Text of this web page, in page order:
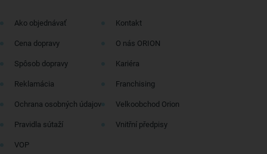
Ako objednávať
Cena dopravy
Spôsob dopravy
Reklamácia
Ochrana osobných údajov
Pravidla sútaží
VOP
Kontakt
O nás ORION
Kariéra
Franchising
Velkoobchod Orion
Vnitřní předpisy